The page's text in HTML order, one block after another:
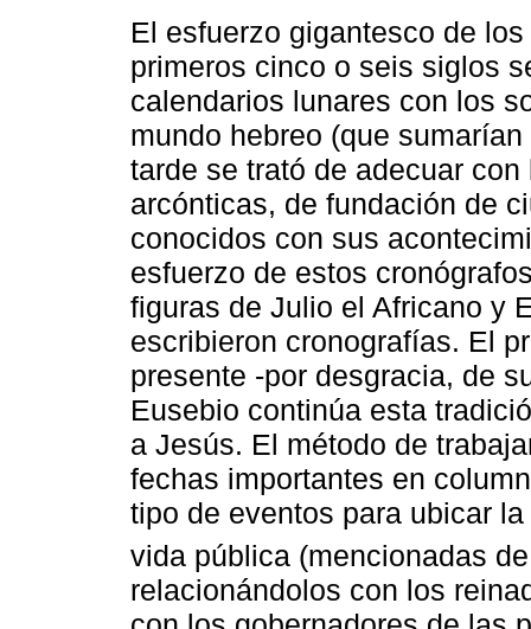
El esfuerzo gigantesco de
primeros cinco o seis siglos
calendarios lunares con los
mundo hebreo (que
tarde se trató de adecuar
arcónticas, de fundación de
conocidos con sus
esfuerzo de estos
figuras de Julio el Africano y
escribieron cronografías. El
presente -por desgracia, de
Eusebio continúa esta
a Jesús. El método de
fechas importantes en
tipo de eventos para ubicar
vida pública (mencionadas
relacionándolos con los